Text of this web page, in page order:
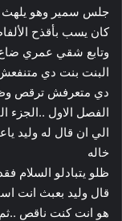
جلس سمير وهو يلهث
كان يسب بأقذح
وتابع شقي عمري ضاع
البنت بنت دي متنفعش
دي متعرفش ترقص
الفصل الاول ..الجزء
الي ان قال له وليد
خاله
ظلو يتبادلو السلام
قال وليد بعبث انت
هو انت كنت ناقص